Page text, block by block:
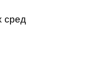
сред